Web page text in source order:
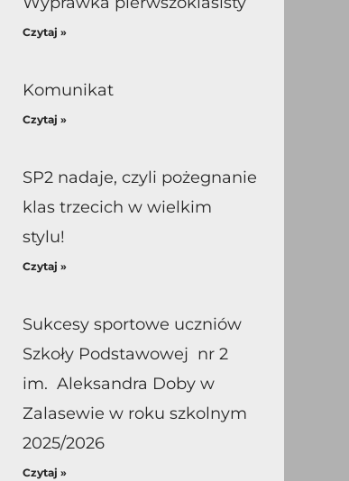
Czytaj »
Komunikat
Czytaj »
SP2 nadaje, czyli pożegnanie
klas trzecich w wielkim
stylu!
Czytaj »
Sukcesy sportowe uczniów
Szkoły Podstawowej nr 2
im. Aleksandra Doby w
Zalasewie w roku szkolnym
2025/2026
Czytaj »